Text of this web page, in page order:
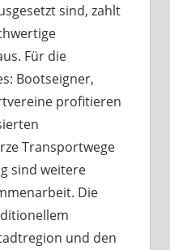
sind, zahlt
Für die
Bootseigner,
profitieren
Transportwege
sind weitere
Die
und den